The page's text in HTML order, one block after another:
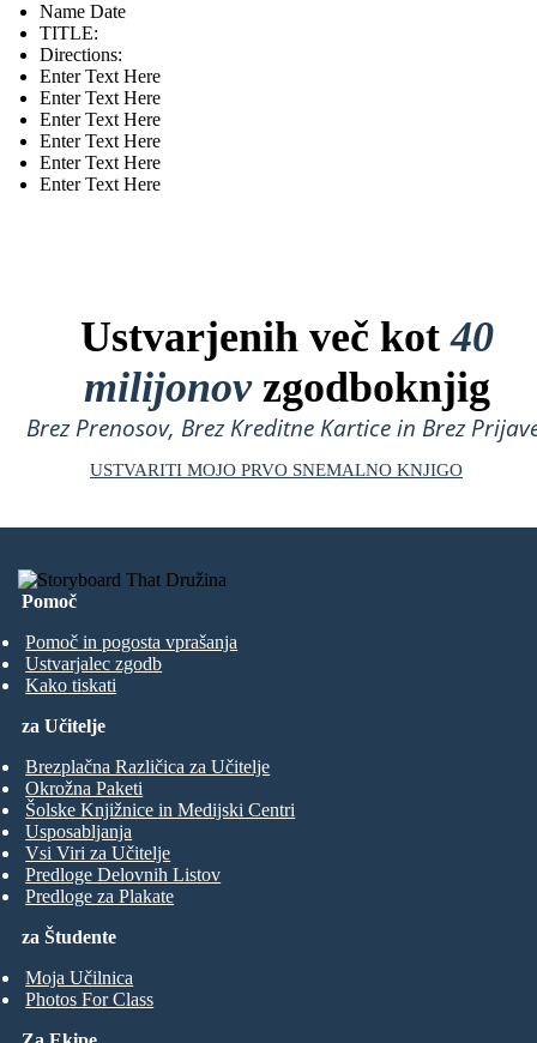
Name Date
TITLE :
Directions:
Enter Text Here
Enter Text Here
Enter Text Here
Enter Text Here
Enter Text Here
Enter Text Here
Ustvarjenih več kot40
milijonovzgodboknjig
Brez Prenosov, Brez Kreditne Kartice in Brez
USTVARITI MOJO PRVO SNEMALNO KNJIGO
Pomoč
Pomoč in pogosta vprašanja
Ustvarjalec zgodb
Kako tiskati
za Študente
Moja Učilnica
Photos For Class
za Učitelje
Brezplačna Različica za Učitelje
Okrožna Paketi
Šolske Knjižnice in Medijski Centri
Usposabljanja
Vsi Viri za Učitelje
Predloge Delovnih Listov
Predloge za Plakate